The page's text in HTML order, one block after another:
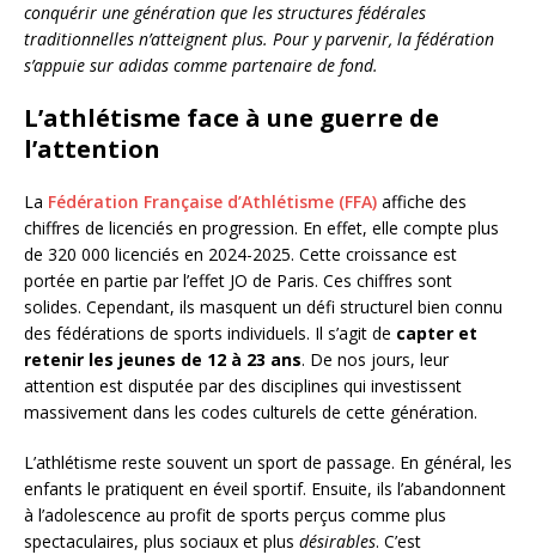
conquérir une génération que les structures fédérales
traditionnelles n’atteignent plus. Pour y parvenir, la fédération
s’appuie sur adidas comme partenaire de fond.
L’athlétisme face à une guerre de
l’attention
La Fédération Française d’Athlétisme (FFA) affiche des
chiffres de licenciés en progression. En effet, elle compte plus
de 320 000 licenciés en 2024-2025. Cette croissance est
portée en partie par l’effet JO de Paris. Ces chiffres sont
solides. Cependant, ils masquent un défi structurel bien connu
des fédérations de sports individuels. Il s’agit de capter et
retenir les jeunes de 12 à 23 ans. De nos jours, leur
attention est disputée par des disciplines qui investissent
massivement dans les codes culturels de cette génération.
L’athlétisme reste souvent un sport de passage. En général, les
enfants le pratiquent en éveil sportif. Ensuite, ils l’abandonnent
à l’adolescence au profit de sports perçus comme plus
spectaculaires, plus sociaux et plus désirables. C’est